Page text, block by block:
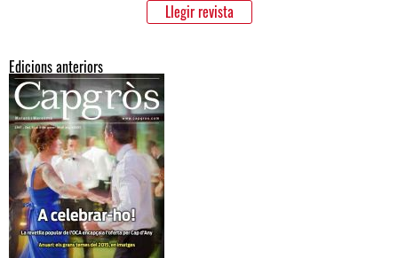
Llegir revista
Edicions anteriors